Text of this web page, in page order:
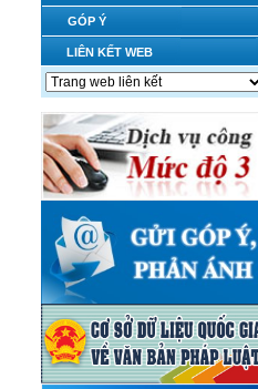
GÓP Ý
LIÊN KẾT WEB